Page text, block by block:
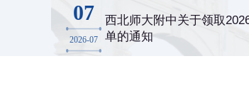
07
2026-07
西北师大附中关于领取
单的通知